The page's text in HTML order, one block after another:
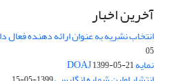
آخرین اخبار
انتخاب نشریه به عنوان ارائه دهنده فعال
05
نمایه DOAJ1399-05-21